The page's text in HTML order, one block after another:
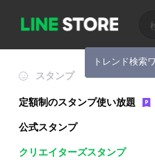
トレンド検索
スタンプ
定額制のスタンプ使い放題
公式スタンプ
クリエイターズスタンプ